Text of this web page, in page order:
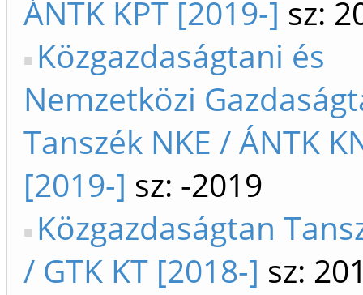
ÁNTK KPT [2019-] sz:
Közgazdaságtani és
Nemzetközi
Tanszék NKE / ÁNTK
[2019-] sz: -2019
Közgazdaságtan
/ GTK KT [2018-] sz: